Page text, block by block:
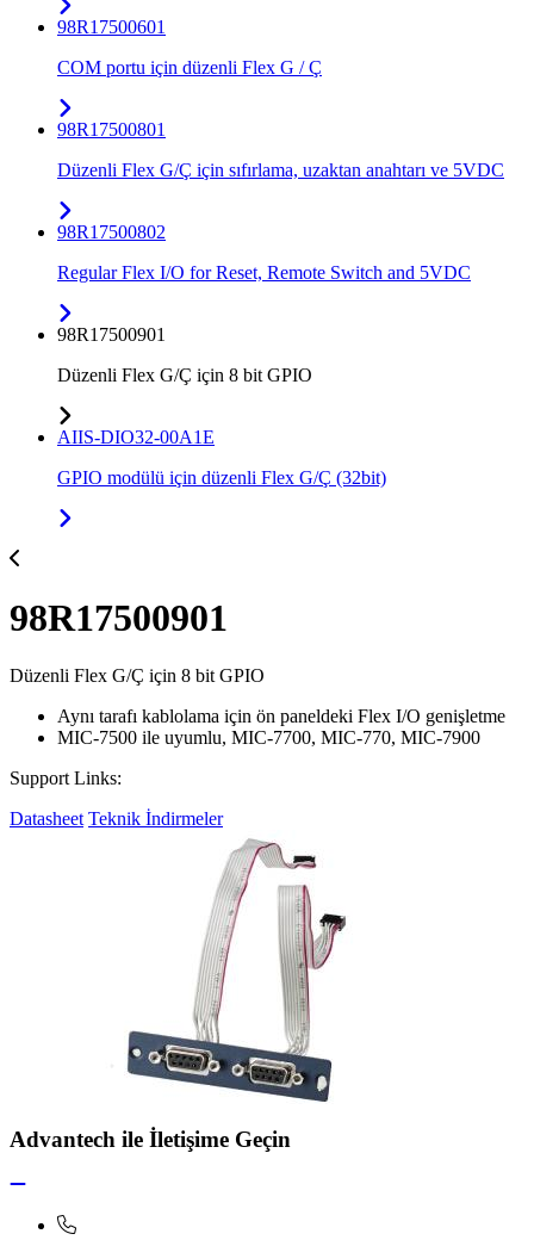
98R17500601
COM portu için düzenli Flex G / Ç
98R17500801
Düzenli Flex G/Ç için sıfırlama, uzaktan anahtarı ve 5VDC
98R17500802
Regular Flex I/O for Reset, Remote Switch and 5VDC
98R17500901
Düzenli Flex G/Ç için 8 bit GPIO
AIIS-DIO32-00A1E
GPIO modülü için düzenli Flex G/Ç (32bit)
98R17500901
Düzenli Flex G/Ç için 8 bit GPIO
Aynı tarafı kablolama için ön paneldeki Flex I/O genişletme
MIC-7500 ile uyumlu, MIC-7700, MIC-770, MIC-7900
Support Links:
Datasheet Teknik İndirmeler
Advantech ile İletişime Geçin